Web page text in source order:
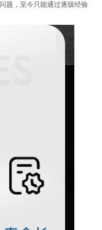
题，至今只能通过逐级经验